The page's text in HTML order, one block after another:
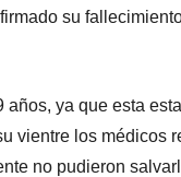
su
ya que esta
vientre los médicos
no pudieron